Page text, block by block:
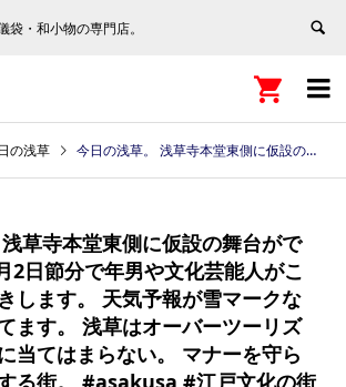
・和小物の専門店。


の浅草 今日の浅草。 浅草寺本堂東側に仮設の舞台ができました。 2月2日節分で年男や文化芸能人がこちらから豆撒きします。 天気予報が雪マークなのが気になってます。 浅草はオーバーツーリズムと言う言葉に当てはまらない。 マナーを守らない人に指導する街。 #asakusa #江戸文化の街 #BetterTourism https://e-asakusa.jp/
草寺本堂東側に仮設の舞台がで
2日節分で年男や文化芸能人がこ
します。 天気予報が雪マークな
ます。 浅草はオーバーツーリズ
当てはまらない。 マナーを守ら